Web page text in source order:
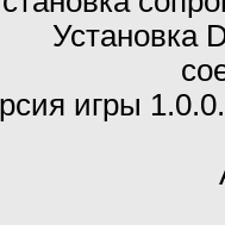
Установка
игры